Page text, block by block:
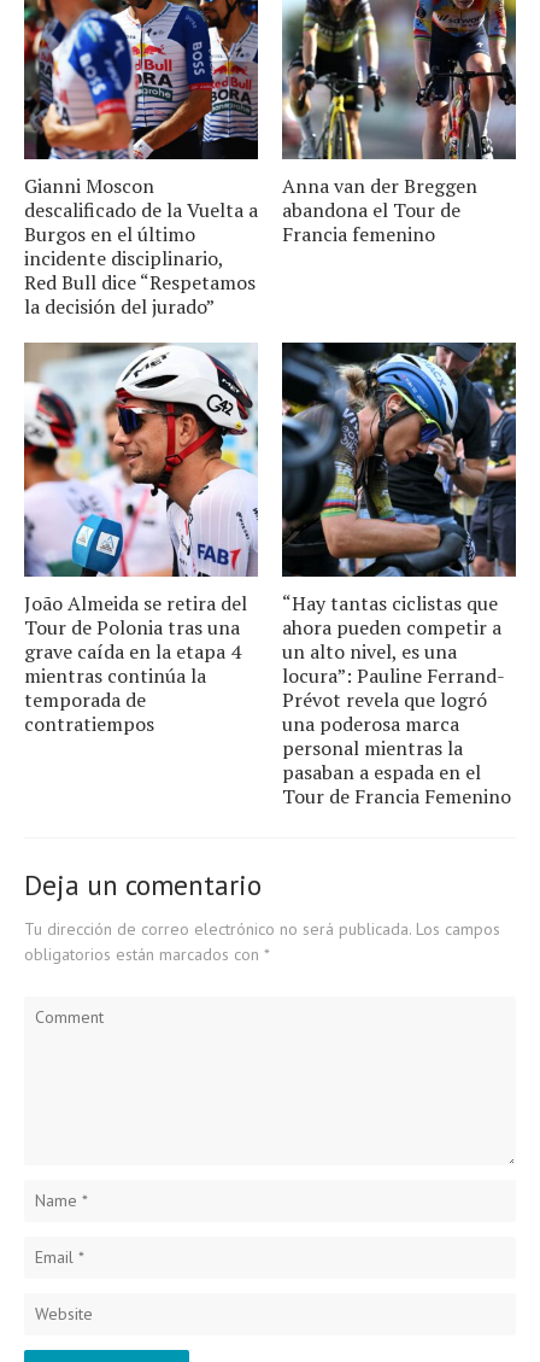
Gianni Moscon
descalificado de la Vuelta a
Burgos en el último
incidente disciplinario,
Red Bull dice “Respetamos
la decisión del jurado”
Anna van der Breggen
abandona el Tour de
Francia femenino
João Almeida se retira del
Tour de Polonia tras una
grave caída en la etapa 4
mientras continúa la
temporada de
contratiempos
“Hay tantas ciclistas que
ahora pueden competir a
un alto nivel, es una
locura”: Pauline Ferrand-
Prévot revela que logró
una poderosa marca
personal mientras la
pasaban a espada en el
Tour de Francia Femenino
Deja un comentario
Tu dirección de correo electrónico no será publicada. Los campos
obligatorios están marcados con *